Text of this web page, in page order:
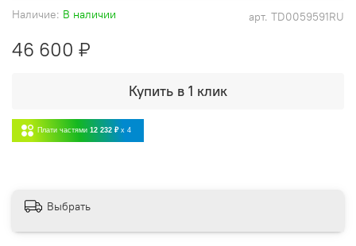
арт. TD0059591RU
Наличие: В наличии
46 600 ₽
Купить в 1 клик
Плати частями 12 232 ₽ x 4
Выбрать